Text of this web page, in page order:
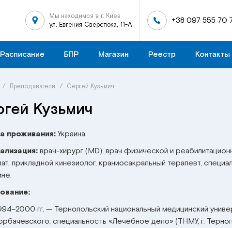
Мы находимся в г. Киев
ул. Евгения Сверстюка, 11-А
+38 097 555 70
Расписание БПР Магазин Реестр Контакты
/ Преподаватели / Сергей Кузьмич
Кузьмич
проживания:Украина.
врач-хирург (MD), врач физической и
прикладной кинезиолог, краниосакральный терапевт,
гг. — Тернопольский национальный медицинский
специальность «Лечебное дело» (ТНМУ, г.